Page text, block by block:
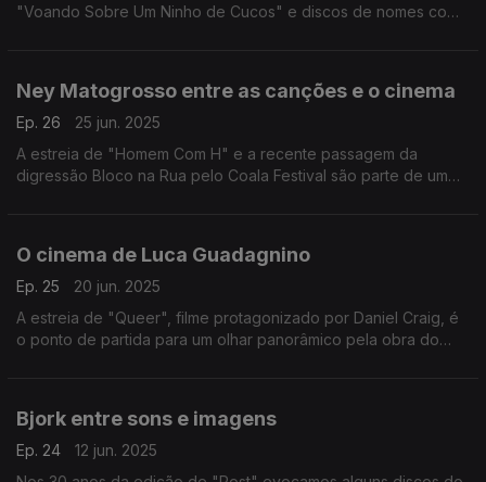
"Voando Sobre Um Ninho de Cucos" e discos de nomes como
Ney Matogrosso entre as canções e o cinema
Ep. 26
25 jun. 2025
A estreia de "Homem Com H" e a recente passagem da
digressão Bloco na Rua pelo Coala Festival são parte de um
O cinema de Luca Guadagnino
Ep. 25
20 jun. 2025
A estreia de "Queer", filme protagonizado por Daniel Craig, é
o ponto de partida para um olhar panorâmico pela obra do
Bjork entre sons e imagens
Ep. 24
12 jun. 2025